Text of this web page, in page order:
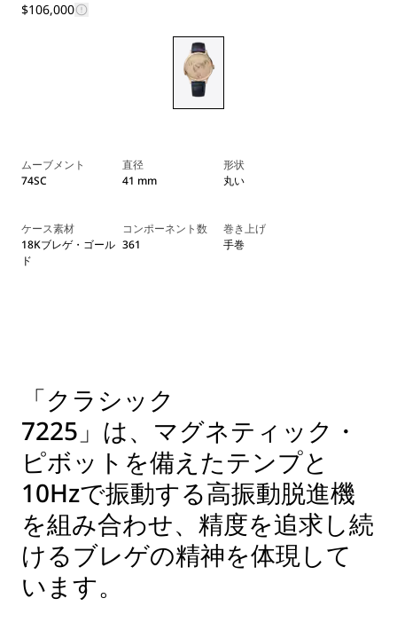
$106,000
ムーブメント
74SC
直径
41 mm
形状
丸い
ケース素材
18Kブレゲ・ゴール
ド
コンポーネント数
361
巻き上げ
手巻
「クラシック
7225」は、マグネティック・
ピボットを備えたテンプと
10Hzで振動する高振動脱進機
を組み合わせ、精度を追求し続
けるブレゲの精神を体現して
います。